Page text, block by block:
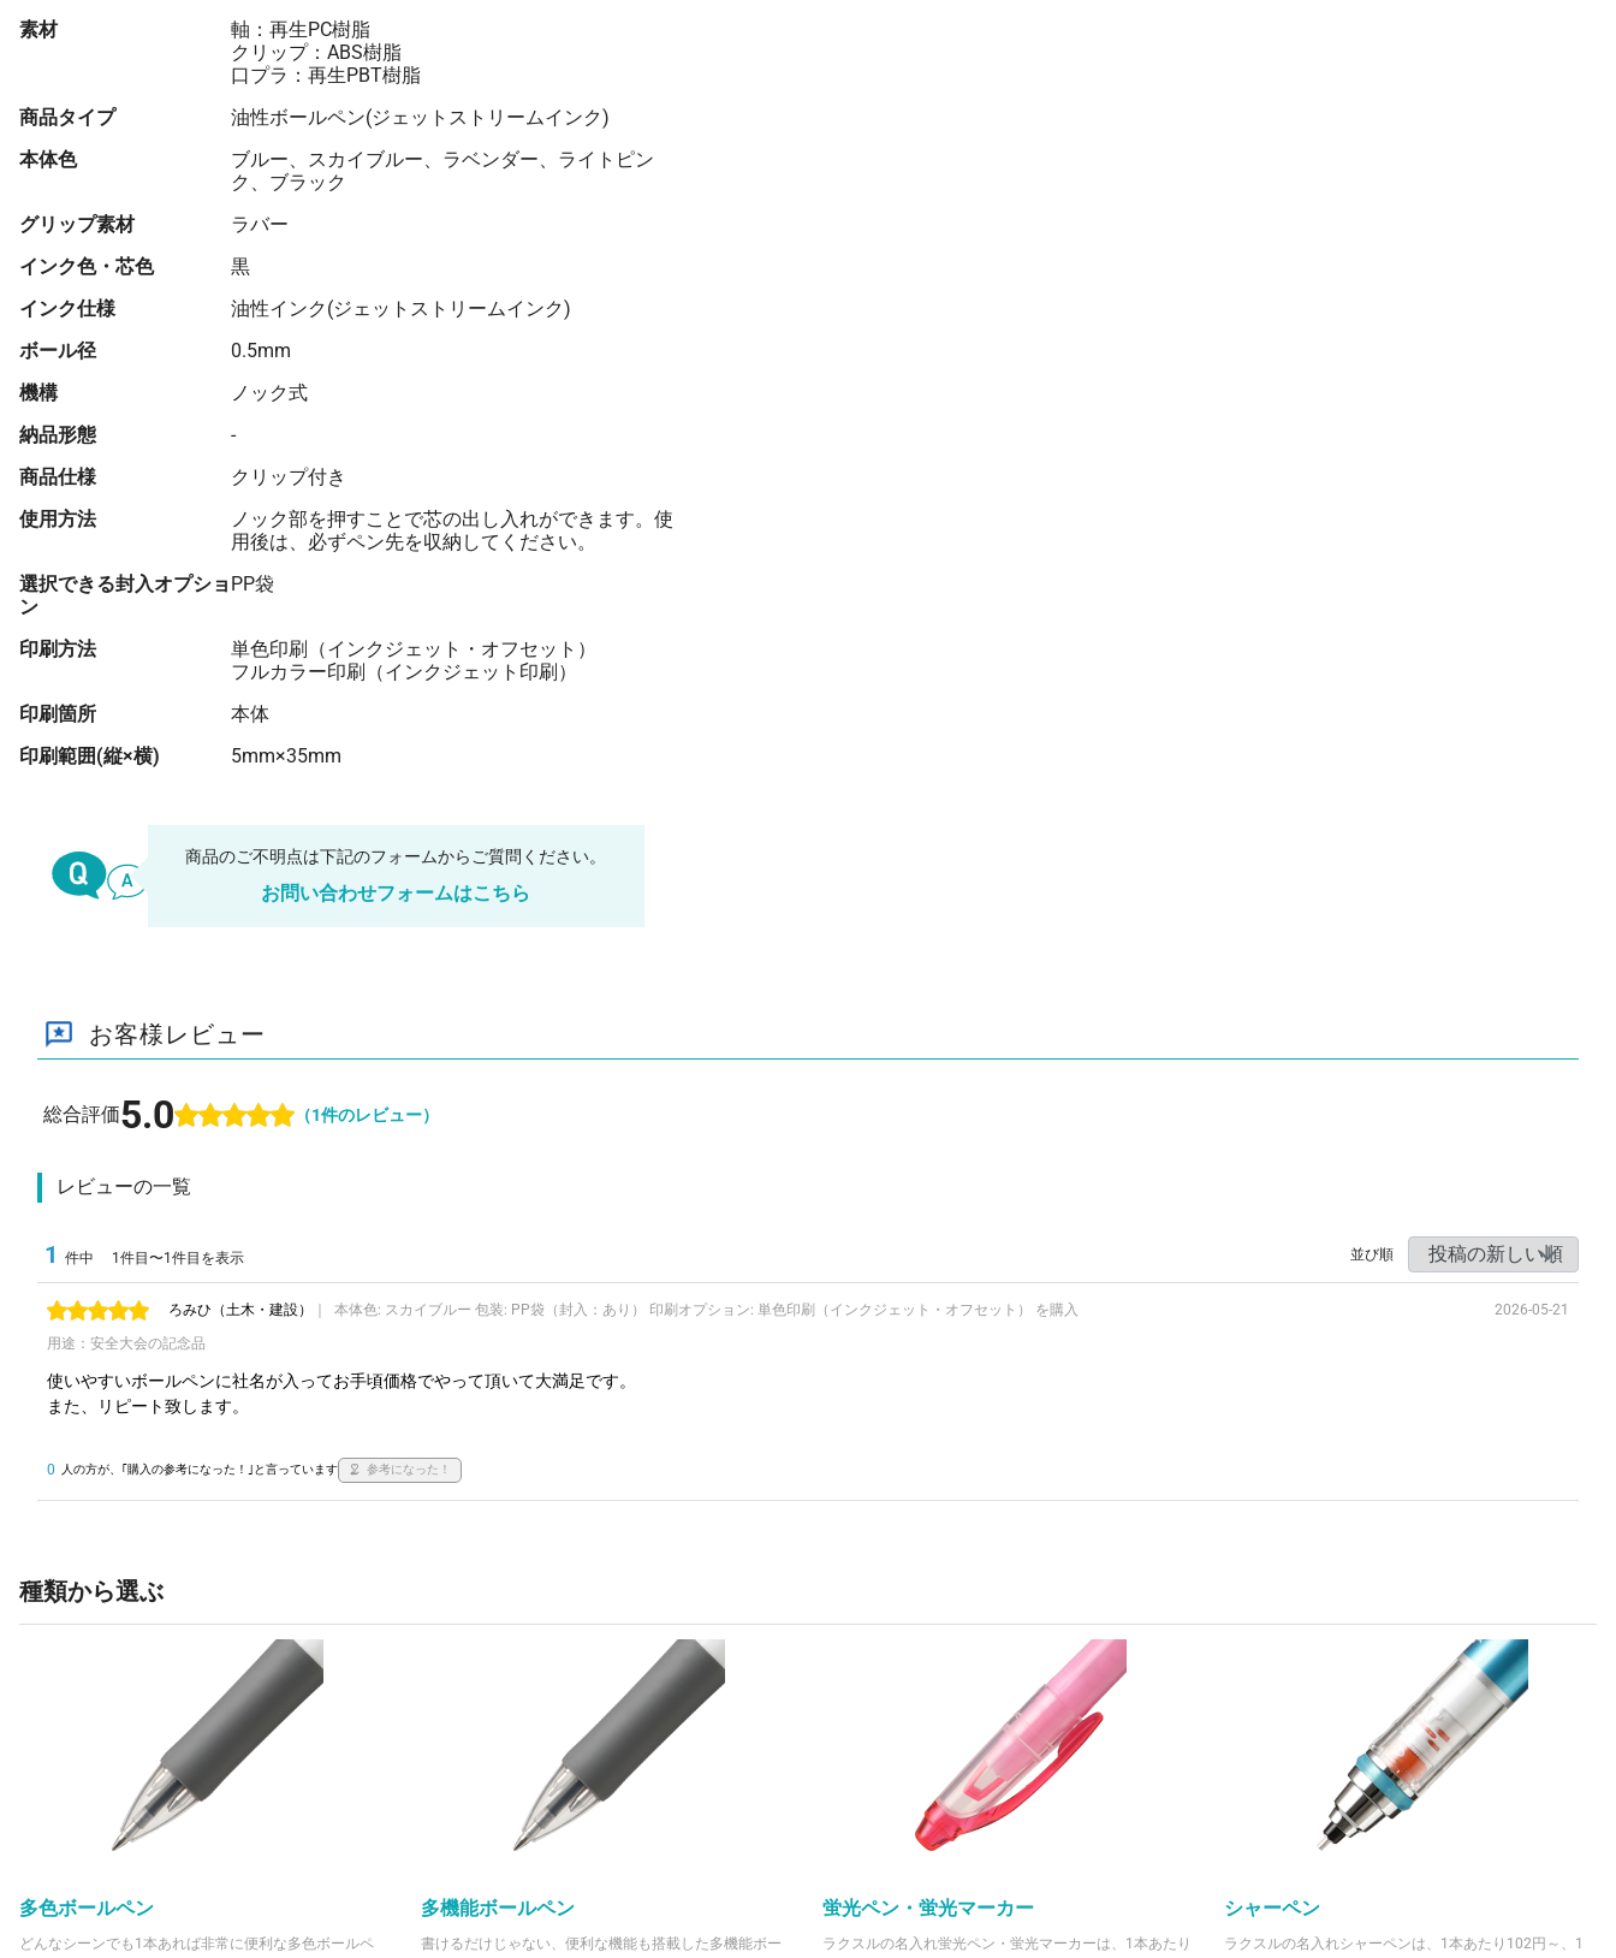
素材
軸：再生PC樹脂
クリップ：ABS樹脂
口プラ：再生PBT樹脂
商品タイプ
油性ボールペン(ジェットストリームインク)
本体色
ブルー、スカイブルー、ラベンダー、ライトピン
ク、ブラック
グリップ素材
ラバー
インク色・芯色
黒
インク仕様
油性インク(ジェットストリームインク)
ボール径
0.5mm
機構
ノック式
納品形態
-
商品仕様
クリップ付き
使用方法
ノック部を押すことで芯の出し入れができます。使
用後は、必ずペン先を収納してください。
選択できる封入オプショ
ン
PP袋
印刷方法
単色印刷（インクジェット・オフセット）
フルカラー印刷（インクジェット印刷）
印刷箇所
本体
印刷範囲(縦×横)
5mm×35mm
商品のご不明点は下記のフォームからご質問ください。
お問い合わせフォームはこちら
お客様レビュー
総合評価5.0 （1件のレビュー）
レビューの一覧
1 件中 1件目〜1件目を表示 並び順
ろみひ （土木・建設） ｜ 本体色: スカイブルー 包装: PP袋（封入：あり） 印刷オプション: 単色印刷（インクジェット・オフセット） を購入
2026-05-21
用途：安全大会の記念品
使いやすいボールペンに社名が入ってお手頃価格でやって頂いて大満足です。
また、リピート致します。
0 人の方が、｢購入の参考になった！｣と言っています 参考になった！
種類から選ぶ
多色ボールペン
どんなシーンでも1本あれば非常に便利な多色ボールペ
多機能ボールペン
書けるだけじゃない、便利な機能も搭載した多機能ボー
蛍光ペン・蛍光マーカー
ラクスルの名入れ蛍光ペン・蛍光マーカーは、1本あたり
シャーペン
ラクスルの名入れシャーペンは、1本あたり102円～、1